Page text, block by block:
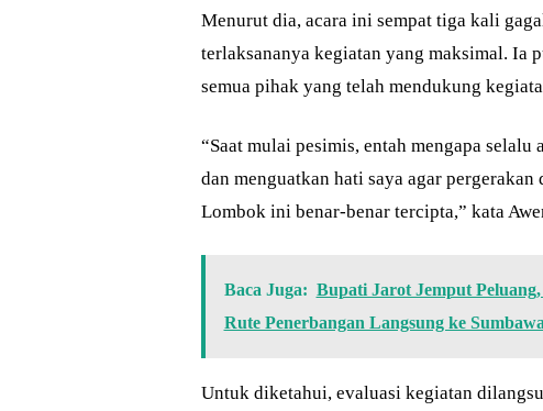
Menurut dia, acara ini sempat tiga kali
terlaksananya kegiatan yang maksimal. Ia
semua pihak yang telah mendukung
“Saat mulai pesimis, entah mengapa
dan menguatkan hati saya agar
Lombok ini benar-benar tercipta,” kata
Baca Juga: Bupati Jarot Jemput
Rute Penerbangan Langsung ke Sumbawa
Untuk diketahui, evaluasi kegiatan